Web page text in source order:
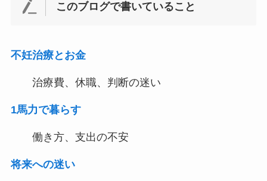
このブログで書いていること
不妊治療とお金
治療費、休職、判断の迷い
1馬力で暮らす
働き方、支出の不安
将来への迷い